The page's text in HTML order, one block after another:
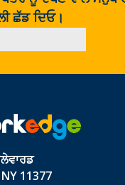
ਛੱਡ ਦਿਓ।
11377